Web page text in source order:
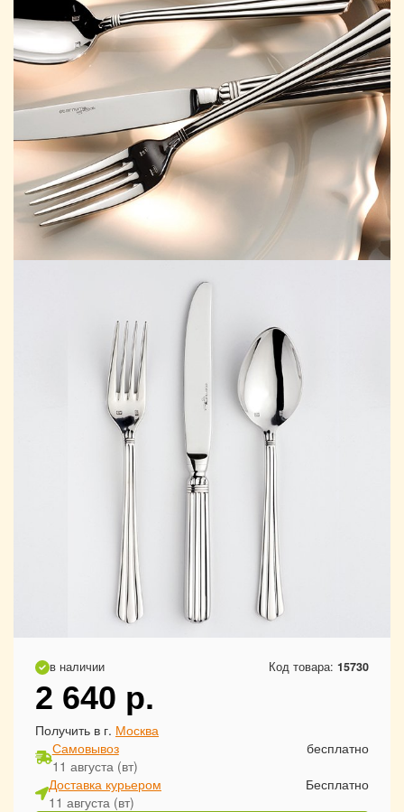
в наличии Код товара: 15730
2 640 р.
Получить в г. Москва
Самовывоз
11 августа (вт)
бесплатно
Доставка курьером
11 августа (вт)
Бесплатно